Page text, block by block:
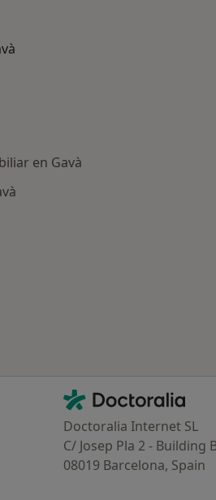
en Gavà
Contacto
Doctoralia - Página de inicio
Doctoralia Internet SL
C/ Josep Pla 2 - Building
08019 Barcelona, Spain